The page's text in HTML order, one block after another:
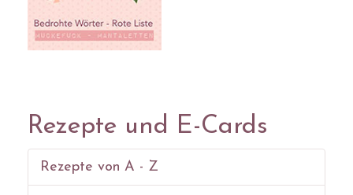
Rezepte und E-Cards
Rezepte von A - Z